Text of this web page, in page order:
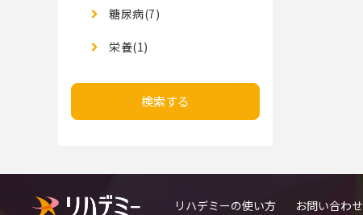
糖尿病(7)
栄養(1)
検索する
リハデミーの使い方 お問い合わせ